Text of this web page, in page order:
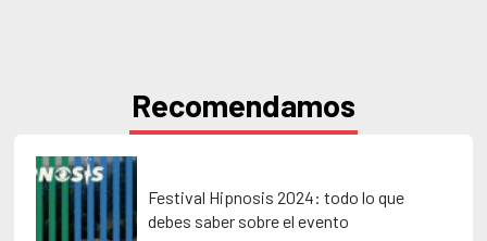
Recomendamos
Festival Hipnosis 2024: todo lo que
debes saber sobre el evento